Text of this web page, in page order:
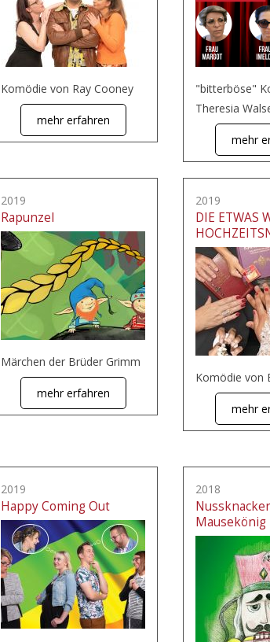
Komödie von Ray Cooney
mehr erfahren
"bitterböse"
Theresia
mehr
2019
Rapunzel
Märchen der Brüder Grimm
mehr erfahren
2019
DIE ETWAS
Komödie von
mehr
2019
Happy Coming Out
2018
Mausekönig